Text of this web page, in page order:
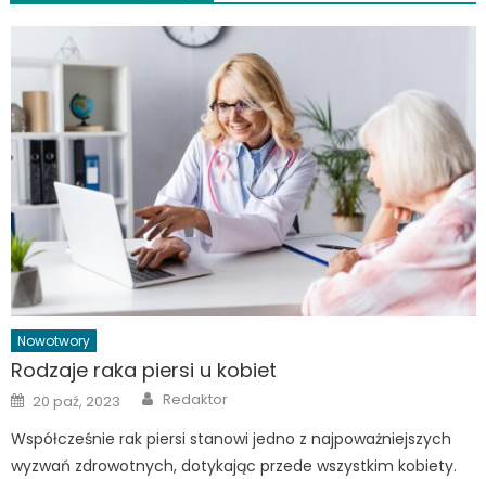
Nowotwory
Rodzaje raka piersi u kobiet
Posted
on
20 paź, 2023 Author
Redaktor
Współcześnie rak piersi stanowi jedno z najpoważniejszych
wyzwań zdrowotnych, dotykając przede wszystkim kobiety.